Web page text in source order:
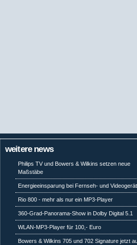
weitere news
Philips TV und Bowers & Wilkins setzen neue
Maßstäbe
Energieeinsparung bei Fernseh- und
Rio 800 - mehr als nur ein MP3-Player
360-Grad-Panorama-Show in Dolby Digital 5.1
WLAN-MP3-Player für 100,- Euro
Bowers & Wilkins 705 und 702 Signature jetzt